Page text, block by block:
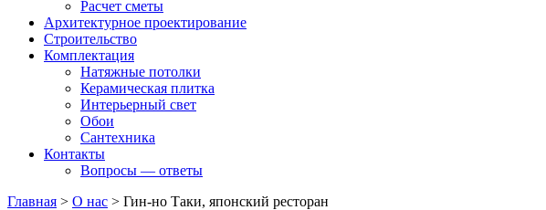
Расчет сметы
Архитектурное проектирование
Строительство
Комплектация
Натяжные потолки
Керамическая плитка
Интерьерный свет
Обои
Сантехника
Контакты
Вопросы — ответы
Главная > О нас > Гин-но Таки, японский ресторан